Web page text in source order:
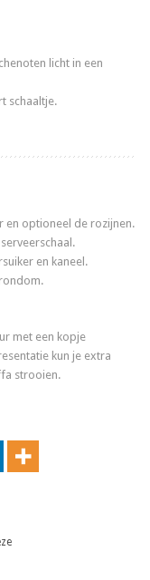
licht in een
schaaltje.
en optioneel de rozijnen.
en kaneel.
met een kopje
kun je extra
strooien.